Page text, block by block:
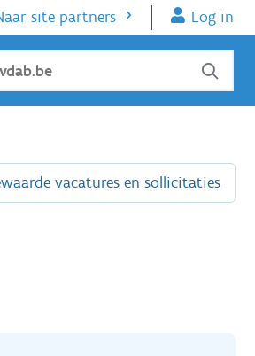
site partners Log in
vacatures en sollicitaties